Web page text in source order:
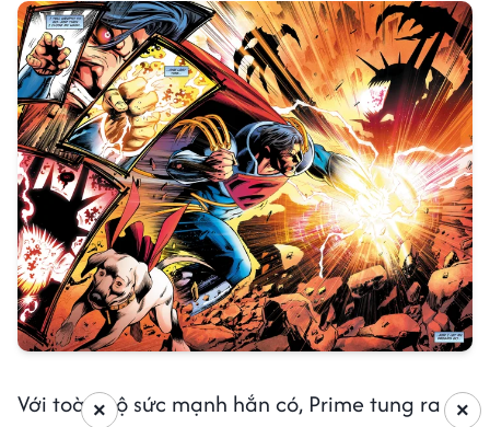
Với toàn bộ sức mạnh hắn có, Prime tung ra 1×
×